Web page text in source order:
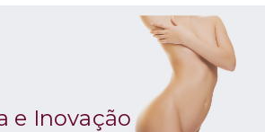
e Inovação